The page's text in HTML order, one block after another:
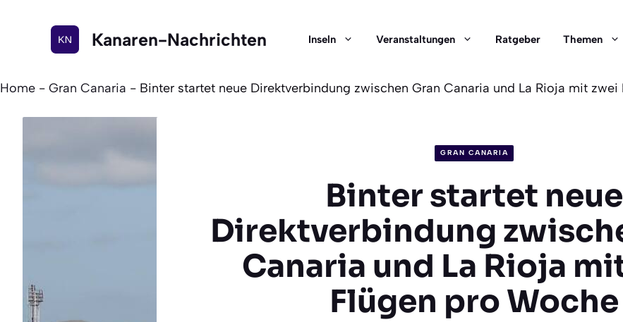
Kanaren-Nachrichten Inseln Veranstaltungen Ratgeber Themen
Home - Gran Canaria - Binter startet neue Direktverbindung zwischen Gran Canaria und La Rioja mit zwei
GRAN CANARIA
Binter startet neue
Direktverbindung
Canaria und La Rioja
Flügen pro Woche